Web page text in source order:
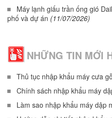
Máy lạnh giấu trần ống gió
phố và dự án (11/07/2026)
NHỮNG TIN MỚI
Thủ tục nhập khẩu máy cưa
Chính sách nhập khẩu máy
Làm sao nhập khẩu máy dập